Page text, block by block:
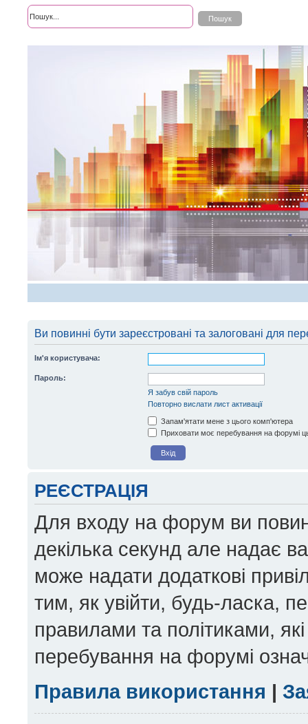
Ви повинні бути зареєстровані та залоговані для
Ім'я користувача:
Пароль:
Я забув свій пароль
Повторно вислати лист активації
Запам'ятати мене з цього комп'ютера
Приховати моє перебування на форумі
РЕЄСТРАЦІЯ
Для входу на форум ви
декілька секунд але надає
може надати додаткові
тим, як увійти, будь-ласка,
правилами та політиками,
перебування на форумі
Правила використання |